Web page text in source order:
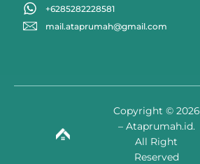
+6285282228581
mail.ataprumah@gmail.com
Copyright © 2026
– Ataprumah.id.
All Right
Reserved